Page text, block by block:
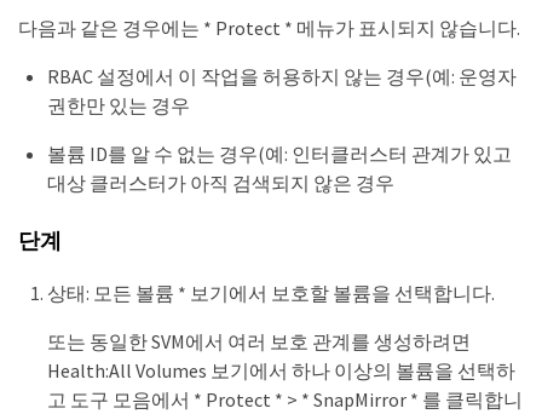
다음과 같은 경우에는 * Protect * 메뉴가 표시되지 않습니다.
RBAC 설정에서 이 작업을 허용하지 않는 경우(예: 운영자
권한만 있는 경우
볼륨 ID를 알 수 없는 경우(예: 인터클러스터 관계가 있고
대상 클러스터가 아직 검색되지 않은 경우
단계
상태: 모든 볼륨 * 보기에서 보호할 볼륨을 선택합니다.
또는 동일한 SVM에서 여러 보호 관계를 생성하려면
Health:All Volumes 보기에서 하나 이상의 볼륨을 선택하
고 도구 모음에서 * Protect * > * SnapMirror * 를 클릭합니